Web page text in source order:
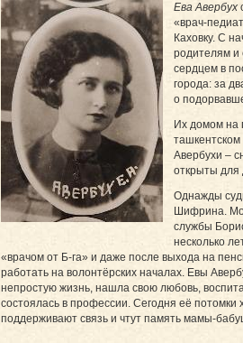
Ева Авербух
«врач-
Каховку. С
родителям и
сердцем в
города: за
о
Их домом на
Авербухи –
открыты для
Однажды
Шифрина.
службы
несколько
«врачом от Б-га» и даже после выхода на
работать на волонтёрских началах. Евы
непростую жизнь, нашла свою любовь,
состоялась в профессии. Сегодня её потомки
поддерживают связь и чтут память мамы-